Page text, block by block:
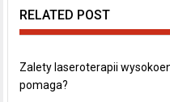
RELATED POST
Zalety laseroterapii
pomaga?